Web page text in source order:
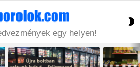
egy helyen!